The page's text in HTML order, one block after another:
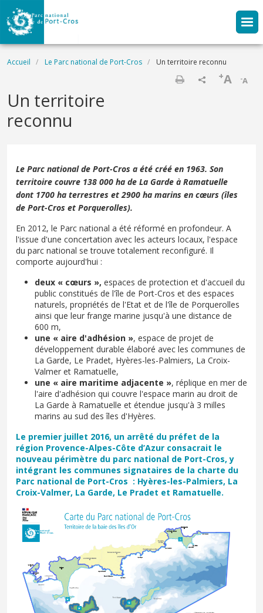
Aller au contenu principal
Fil d'Ariane
Accueil Le Parc national de Port-Cros Un territoire reconnu
-A
+A
Un territoire
reconnu
Le Parc national de Port-Cros a été créé en 1963. Son
territoire couvre 138 000 ha de La Garde à Ramatuelle
dont 1700 ha terrestres et 2900 ha marins en cœurs (îles
de Port-Cros et Porquerolles).
En 2012, le Parc national a été réformé en profondeur. A
l'issue d'une concertation avec les acteurs locaux, l'espace
du parc national se trouve totalement reconfiguré. Il
comporte aujourd'hui :
deux « cœurs », espaces de protection et d'accueil du
public constitués de l'île de Port-Cros et des espaces
naturels, propriétés de l'Etat et de l'île de Porquerolles
ainsi que leur frange marine jusqu'à une distance de
600 m,
une « aire d'adhésion », espace de projet de
développement durable élaboré avec les communes de
La Garde, Le Pradet, Hyères-les-Palmiers, La Croix-
Valmer et Ramatuelle,
une « aire maritime adjacente », réplique en mer de
l'aire d'adhésion qui couvre l'espace marin au droit de
La Garde à Ramatuelle et étendue jusqu'à 3 milles
marins au sud des îles d'Hyères.
Le premier juillet 2016, un arrêté du préfet de la
région Provence-Alpes-Côte d’Azur consacrait le
nouveau périmètre du parc national de Port-Cros, y
intégrant les communes signataires de la charte du
Parc national de Port-Cros : Hyères-les-Palmiers, La
Croix-Valmer, La Garde, Le Pradet et Ramatuelle.